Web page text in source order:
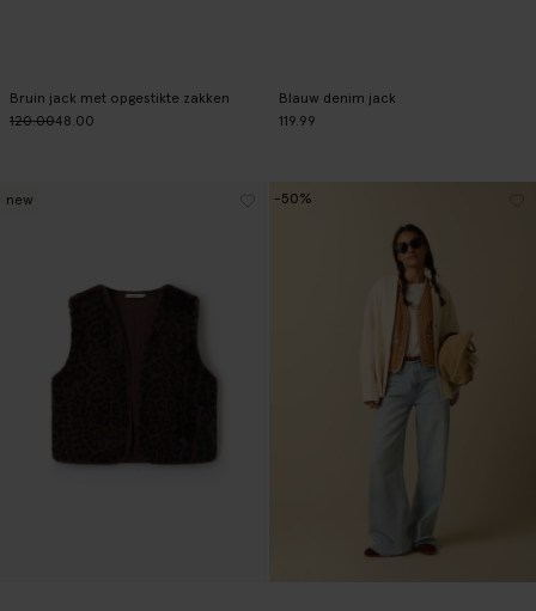
Bruin jack met opgestikte zakken
120.0048.00
Blauw denim jack
119.99
new -50%